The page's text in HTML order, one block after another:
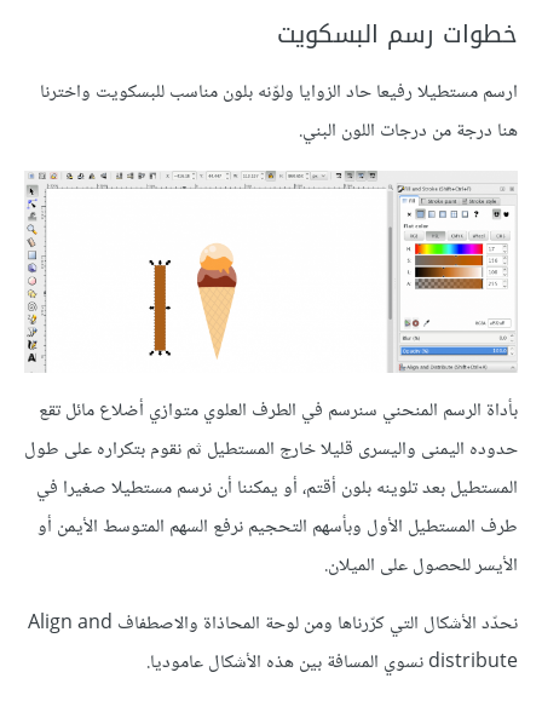
خطوات رسم البسكويت
ارسم مستطيلا رفيعا حاد الزوايا ولوّنه بلون مناسب للبسكويت واخترنا
هنا درجة من درجات اللون البني.
بأداة الرسم المنحني سنرسم في الطرف العلوي متوازي أضلاع مائل تقع
حدوده اليمنى واليسرى قليلا خارج المستطيل ثم نقوم بتكراره على طول
المستطيل بعد تلوينه بلون أقتم، أو يمكننا أن نرسم مستطيلا صغيرا في
طرف المستطيل الأول وبأسهم التحجيم نرفع السهم المتوسط الأيمن أو
الأيسر للحصول على الميلان.
نحدّد الأشكال التي كرّرناها ومن لوحة المحاذاة والاصطفاف Align and
distribute نسوي المسافة بين هذه الأشكال عاموديا.